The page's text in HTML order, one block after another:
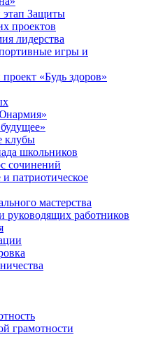
Защиты
проектов
лидерства
игры и
«Будь здоров»
клубы
школьников
сочинений
патриотическое
мастерства
руководящих работников
грамотности